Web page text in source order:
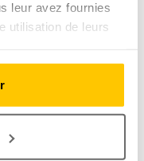
leur avez fournies
utilisation de leurs